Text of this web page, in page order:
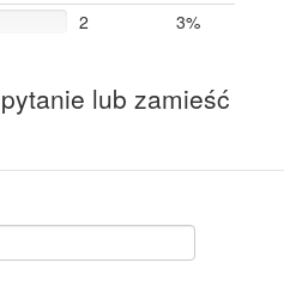
2 3%
lub zamieść